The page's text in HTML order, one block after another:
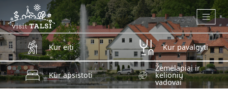
Skip to main content
Kur eiti Kur pavalgyti
Kur apsistoti
Žemėlapiai ir
kelionių
vadovai